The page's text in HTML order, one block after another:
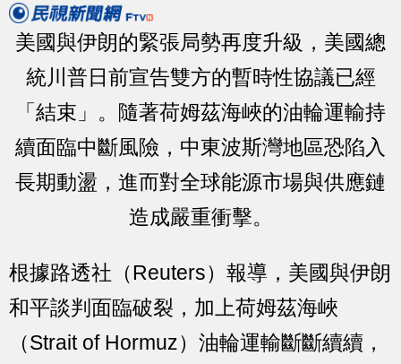
美國與伊朗的緊張局勢再度升級，美國總
統川普日前宣告雙方的暫時性協議已經
「結束」。隨著荷姆茲海峽的油輪運輸持
續面臨中斷風險，中東波斯灣地區恐陷入
長期動盪，進而對全球能源市場與供應鏈
造成嚴重衝擊。
根據路透社（Reuters）報導，美國與伊朗
和平談判面臨破裂，加上荷姆茲海峽
（Strait of Hormuz）油輪運輸斷斷續續，